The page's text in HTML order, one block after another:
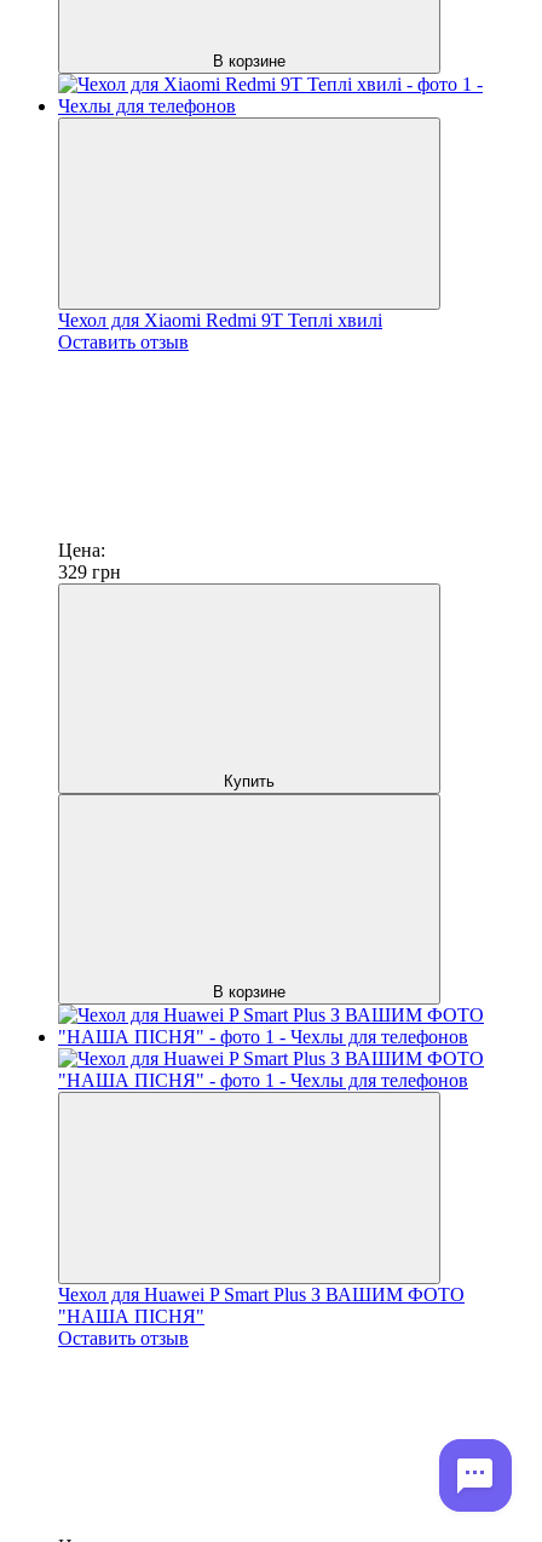
В корзине
Чехол для Xiaomi Redmi 9T Теплі хвилі
Оставить отзыв
Цена:
329 грн
Купить
В корзине
Чехол для Huawei P Smart Plus З ВАШИМ ФОТО
"НАША ПІСНЯ"
Оставить отзыв